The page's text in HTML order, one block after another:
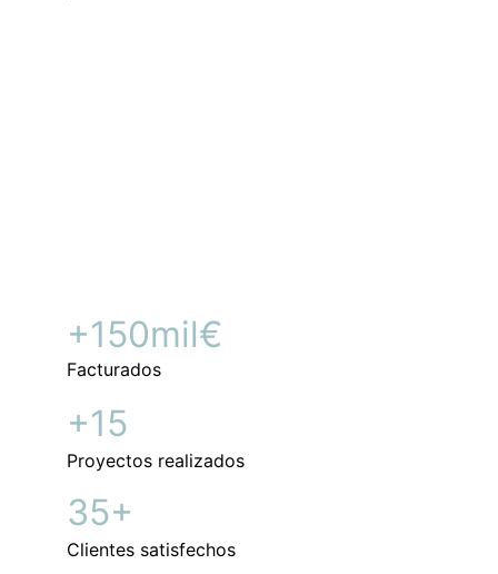
+150mil€
+15
Proyectos realizados
Facturados
35+
Clientes satisfechos